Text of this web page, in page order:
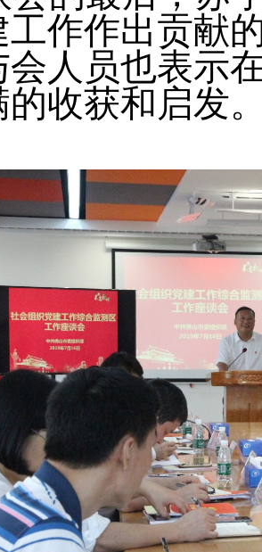
工作作出贡献
会人员也表示
的收获和启发